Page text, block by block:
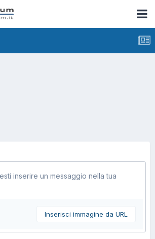
inserire un messaggio nella tua
Inserisci immagine da URL